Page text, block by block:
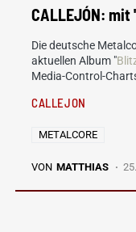
CALLEJÓN:
Die deutsche
aktuellen Album "
Media-Control-
CALLEJON
METALCORE
VON MATTHIAS